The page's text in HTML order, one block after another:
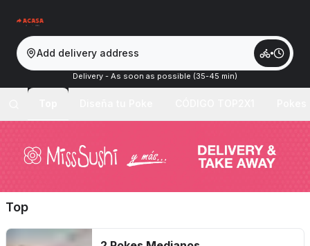
Add delivery address
Delivery - As soon as possible (35-45 min)
Top